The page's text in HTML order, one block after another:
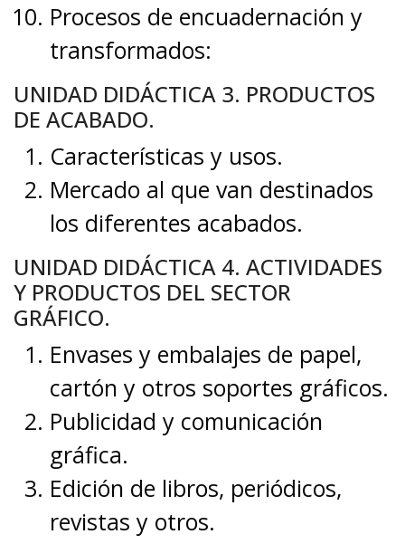
Procesos de encuadernación y
transformados:
UNIDAD DIDÁCTICA 3. PRODUCTOS
DE ACABADO.
Características y usos.
Mercado al que van destinados
los diferentes acabados.
UNIDAD DIDÁCTICA 4. ACTIVIDADES
Y PRODUCTOS DEL SECTOR
GRÁFICO.
Envases y embalajes de papel,
cartón y otros soportes gráficos.
Publicidad y comunicación
gráfica.
Edición de libros, periódicos,
revistas y otros.